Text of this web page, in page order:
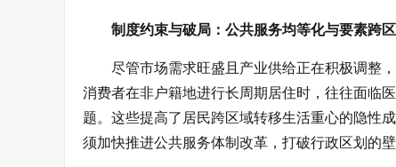
制度约束与破局：公共服务均等化与要素跨
尽管市场需求旺盛且产业供给正在积极调整
消费者在非户籍地进行长周期居住时，往往面临
题。这些提高了居民跨区域转移生活重心的隐性
须加快推进公共服务体制改革，打破行政区划的